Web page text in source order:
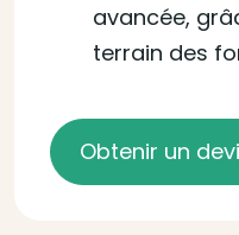
avancée,
terrain des
Obtenir un